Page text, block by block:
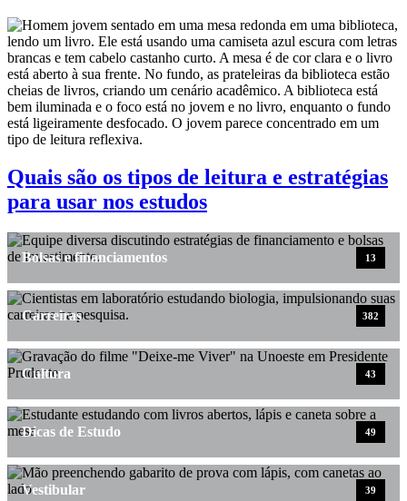
Quais são os tipos de leitura e estratégias
para usar nos estudos
Bolsas e financiamentos 13
Carreiras 382
Cultura 43
Dicas de Estudo 49
Vestibular 39